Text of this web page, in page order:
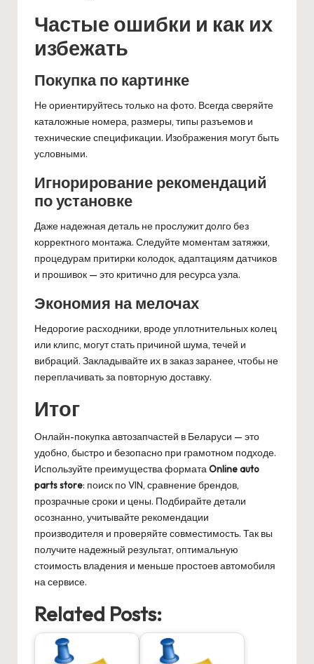
Частые ошибки и как их
избежать
Покупка по картинке
Не ориентируйтесь только на фото. Всегда сверяйте
каталожные номера, размеры, типы разъемов и
технические спецификации. Изображения могут быть
условными.
Игнорирование рекомендаций
по установке
Даже надежная деталь не прослужит долго без
корректного монтажа. Следуйте моментам затяжки,
процедурам притирки колодок, адаптациям датчиков
и прошивок — это критично для ресурса узла.
Экономия на мелочах
Недорогие расходники, вроде уплотнительных колец
или клипс, могут стать причиной шума, течей и
вибраций. Закладывайте их в заказ заранее, чтобы не
переплачивать за повторную доставку.
Итог
Онлайн-покупка автозапчастей в Беларуси — это
удобно, быстро и безопасно при грамотном подходе.
Используйте преимущества форматаOnline auto
parts store: поиск по VIN, сравнение брендов,
прозрачные сроки и цены. Подбирайте детали
осознанно, учитывайте рекомендации
производителя и проверяйте совместимость. Так вы
получите надежный результат, оптимальную
стоимость владения и меньше простоев автомобиля
на сервисе.
Related Posts: